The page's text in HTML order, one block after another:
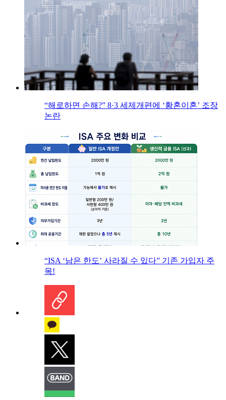
“해로하면 손해?” 8·3 세제개편에 ‘황혼이혼’ 조장
논란
“ISA ‘남은 한도’ 사라질 수 있다” 기존 가입자 주
목!